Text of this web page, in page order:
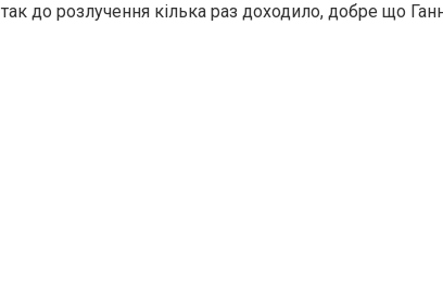
так до розлучення кілька раз доходило, добре що